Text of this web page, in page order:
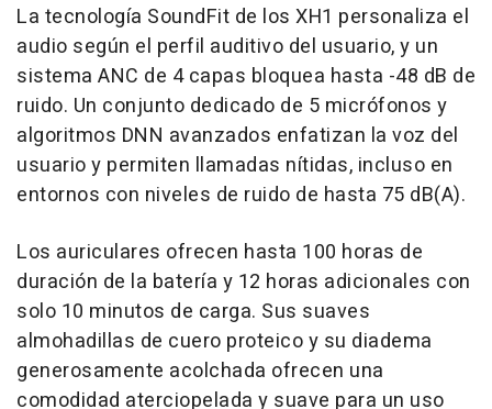
La tecnología SoundFit de los XH1 personaliza el
audio según el perfil auditivo del usuario, y un
sistema ANC de 4 capas bloquea hasta -48 dB de
ruido. Un conjunto dedicado de 5 micrófonos y
algoritmos DNN avanzados enfatizan la voz del
usuario y permiten llamadas nítidas, incluso en
entornos con niveles de ruido de hasta 75 dB(A).
Los auriculares ofrecen hasta 100 horas de
duración de la batería y 12 horas adicionales con
solo 10 minutos de carga. Sus suaves
almohadillas de cuero proteico y su diadema
generosamente acolchada ofrecen una
comodidad aterciopelada y suave para un uso